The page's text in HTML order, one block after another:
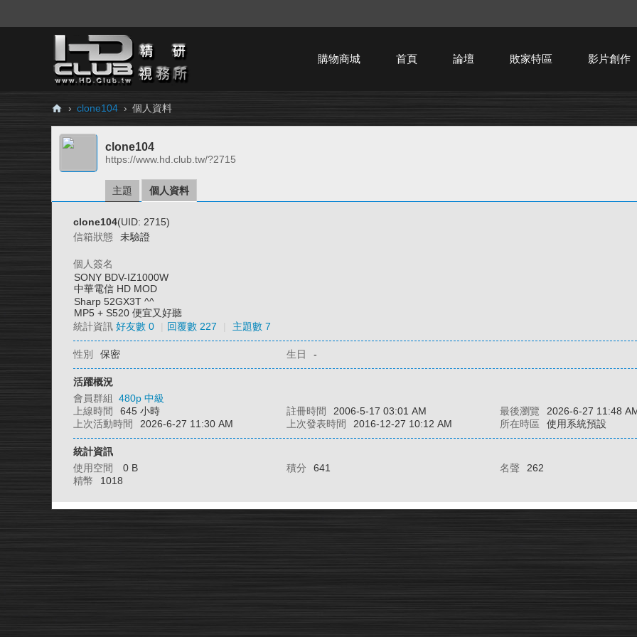
購物商城 首頁 論壇 敗家特區 影片創作
H
Cl
› clone104 › 個人資料
clone104
https://www.hd.club.tw/?2715
主題 個人資料
clone104(UID: 2715)
信箱狀態
未驗證
個人簽名
SONY BDV-IZ1000W
中華電信 HD MOD
Sharp 52GX3T ^^
MP5 + S520 便宜又好聽
統計資訊 好友數 0 回覆數 227 主題數 7
性別 保密 生日 -
活躍概況
會員群組 480p 中級
上線時間
645 小時 註冊時間 2006-5-17 03:01 AM 最後瀏覽
2026-6-27 11:48
上次活動時間
2026-6-27 11:30 AM 上次發表時間 2016-12-27 10:12 AM 所在時區 使用系統預設
統計資訊
使用空間
0 B 積分 641 名聲
262
精幣
1018